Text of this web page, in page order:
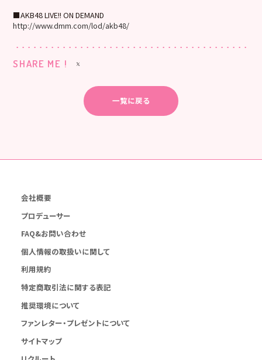
■AKB48 LIVE!! ON DEMAND
http://www.dmm.com/lod/akb48/
SHARE ME !
一覧に戻る
会社概要
プロデューサー
FAQ&お問い合わせ
個人情報の取扱いに関して
利用規約
特定商取引法に関する表記
推奨環境について
ファンレター・プレゼントについて
サイトマップ